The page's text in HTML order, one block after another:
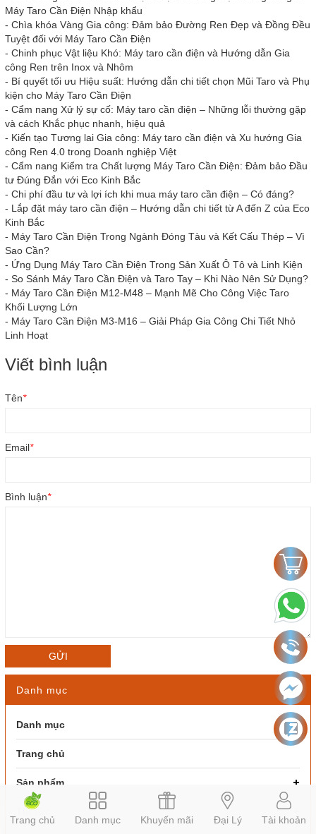
Máy Taro Cần Điện Nhập khẩu
- Chìa khóa Vàng Gia công: Đảm bảo Đường Ren Đẹp và Đồng Đều
Tuyệt đối với Máy Taro Cần Điện
- Chinh phục Vật liệu Khó: Máy taro cần điện và Hướng dẫn Gia
công Ren trên Inox và Nhôm
- Bí quyết tối ưu Hiệu suất: Hướng dẫn chi tiết chọn Mũi Taro và Phụ
kiện cho Máy Taro Cần Điện
- Cẩm nang Xử lý sự cố: Máy taro cần điện – Những lỗi thường gặp
và cách Khắc phục nhanh, hiệu quả
- Kiến tạo Tương lai Gia công: Máy taro cần điện và Xu hướng Gia
công Ren 4.0 trong Doanh nghiệp Việt
- Cẩm nang Kiểm tra Chất lượng Máy Taro Cần Điện: Đảm bảo Đầu
tư Đúng Đắn với Eco Kinh Bắc
- Chi phí đầu tư và lợi ích khi mua máy taro cần điện – Có đáng?
- Lắp đặt máy taro cần điện – Hướng dẫn chi tiết từ A đến Z của Eco
Kinh Bắc
- Máy Taro Cần Điện Trong Ngành Đóng Tàu và Kết Cấu Thép – Vì
Sao Cần?
- Ứng Dụng Máy Taro Cần Điện Trong Sản Xuất Ô Tô và Linh Kiện
- So Sánh Máy Taro Cần Điện và Taro Tay – Khi Nào Nên Sử Dụng?
- Máy Taro Cần Điện M12-M48 – Mạnh Mẽ Cho Công Việc Taro
Khối Lượng Lớn
- Máy Taro Cần Điện M3-M16 – Giải Pháp Gia Công Chi Tiết Nhỏ
Linh Hoạt
Viết bình luận
Tên*
Email*
Bình luận*
GỬI
Danh mục
Danh mục
Trang chủ
Sản phẩm
Tin tức
Trang chủ Danh mục Khuyến mãi Đại Lý Tài khoản